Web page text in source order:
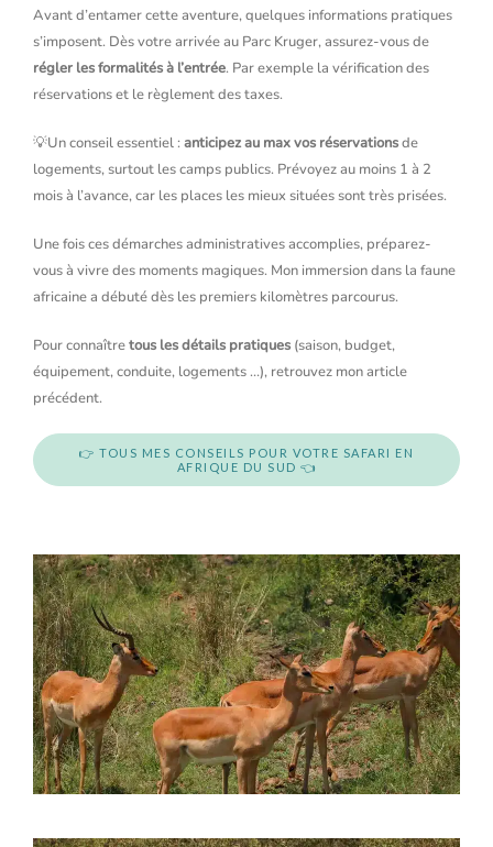
Avant d’entamer cette aventure, quelques informations pratiques
s’imposent. Dès votre arrivée au Parc Kruger, assurez-vous de
régler les formalités à l’entrée. Par exemple la vérification des
réservations et le règlement des taxes.
💡Un conseil essentiel :anticipez au max vos réservationsde
logements, surtout les camps publics. Prévoyez au moins 1 à 2
mois à l’avance, car les places les mieux situées sont très prisées.
Une fois ces démarches administratives accomplies, préparez-
vous à vivre des moments magiques. Mon immersion dans la faune
africaine a débuté dès les premiers kilomètres parcourus.
Pour connaîtretous les détails pratiques (saison, budget,
équipement, conduite, logements …), retrouvez mon article
précédent.
👉 TOUS MES CONSEILS POUR VOTRE SAFARI EN
AFRIQUE DU SUD 👈